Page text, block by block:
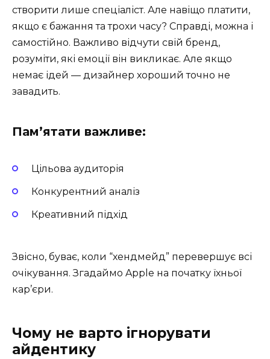
створити лише спеціаліст. Але навіщо платити,
якщо є бажання та трохи часу? Справді, можна і
самостійно. Важливо відчути свій бренд,
розуміти, які емоції він викликає. Але якщо
немає ідей — дизайнер хороший точно не
завадить.
Пам’ятати важливе:
Цільова аудиторія
Конкурентний аналіз
Креативний підхід
Звісно, буває, коли “хендмейд” перевершує всі
очікування. Згадаймо Apple на початку їхньої
кар’єри.
Чому не варто ігнорувати
айдентику